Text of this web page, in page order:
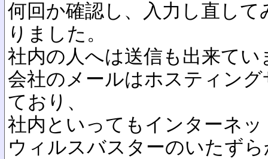
何回か確認し、入力し直し
りました。
社内の人へは送信も出来てい
会社のメールはホスティン
ており、
社内といってもインターネ
ウィルスバスターのいたず